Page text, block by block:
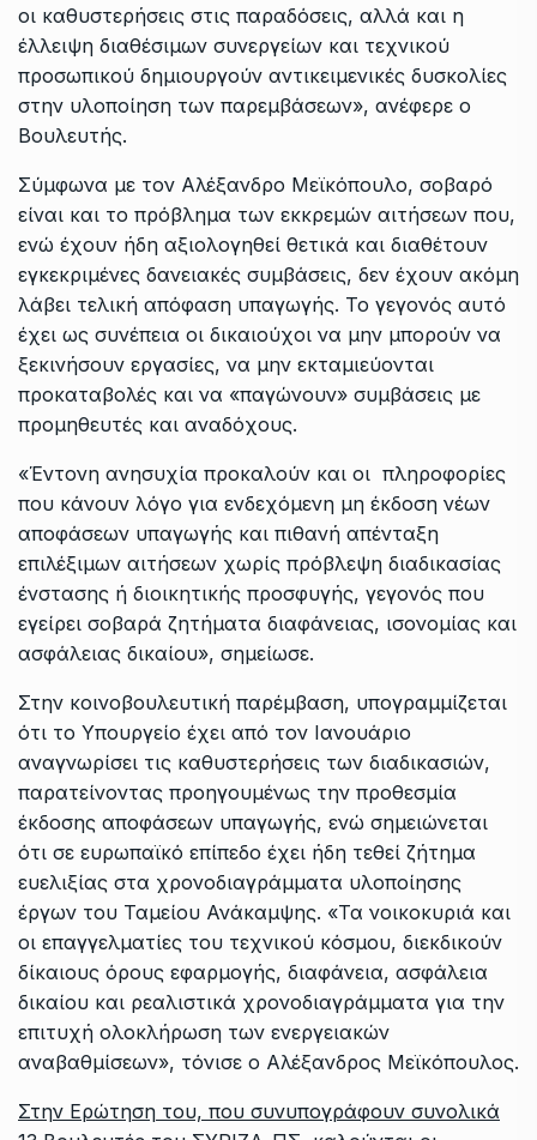
οι καθυστερήσεις στις παραδόσεις, αλλά και η
έλλειψη διαθέσιμων συνεργείων και τεχνικού
προσωπικού δημιουργούν αντικειμενικές δυσκολίες
στην υλοποίηση των παρεμβάσεων», ανέφερε ο
Βουλευτής.
Σύμφωνα με τον Αλέξανδρο Μεϊκόπουλο, σοβαρό
είναι και το πρόβλημα των εκκρεμών αιτήσεων που,
ενώ έχουν ήδη αξιολογηθεί θετικά και διαθέτουν
εγκεκριμένες δανειακές συμβάσεις, δεν έχουν ακόμη
λάβει τελική απόφαση υπαγωγής. Το γεγονός αυτό
έχει ως συνέπεια οι δικαιούχοι να μην μπορούν να
ξεκινήσουν εργασίες, να μην εκταμιεύονται
προκαταβολές και να «παγώνουν» συμβάσεις με
προμηθευτές και αναδόχους.
«Έντονη ανησυχία προκαλούν και οι πληροφορίες
που κάνουν λόγο για ενδεχόμενη μη έκδοση νέων
αποφάσεων υπαγωγής και πιθανή απένταξη
επιλέξιμων αιτήσεων χωρίς πρόβλεψη διαδικασίας
ένστασης ή διοικητικής προσφυγής, γεγονός που
εγείρει σοβαρά ζητήματα διαφάνειας, ισονομίας και
ασφάλειας δικαίου», σημείωσε.
Στην κοινοβουλευτική παρέμβαση, υπογραμμίζεται
ότι το Υπουργείο έχει από τον Ιανουάριο
αναγνωρίσει τις καθυστερήσεις των διαδικασιών,
παρατείνοντας προηγουμένως την προθεσμία
έκδοσης αποφάσεων υπαγωγής, ενώ σημειώνεται
ότι σε ευρωπαϊκό επίπεδο έχει ήδη τεθεί ζήτημα
ευελιξίας στα χρονοδιαγράμματα υλοποίησης
έργων του Ταμείου Ανάκαμψης. «Τα νοικοκυριά και
οι επαγγελματίες του τεχνικού κόσμου, διεκδικούν
δίκαιους όρους εφαρμογής, διαφάνεια, ασφάλεια
δικαίου και ρεαλιστικά χρονοδιαγράμματα για την
επιτυχή ολοκλήρωση των ενεργειακών
αναβαθμίσεων», τόνισε ο Αλέξανδρος Μεϊκόπουλος.
Στην Ερώτηση του, που συνυπογράφουν συνολικά